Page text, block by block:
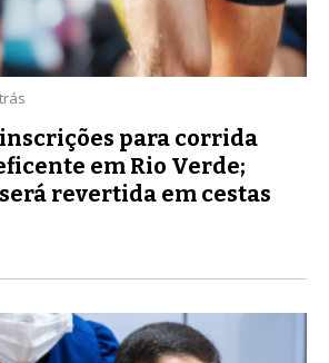
para corrida
em Rio Verde;
revertida em cestas